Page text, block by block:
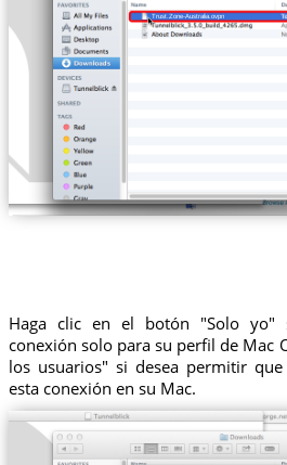
Trust.Zone-Australia.ovpn
Haga clic en el botón "Solo yo"
conexión solo para su perfil de Mac
los usuarios" si desea permitir
esta conexión en su Mac.